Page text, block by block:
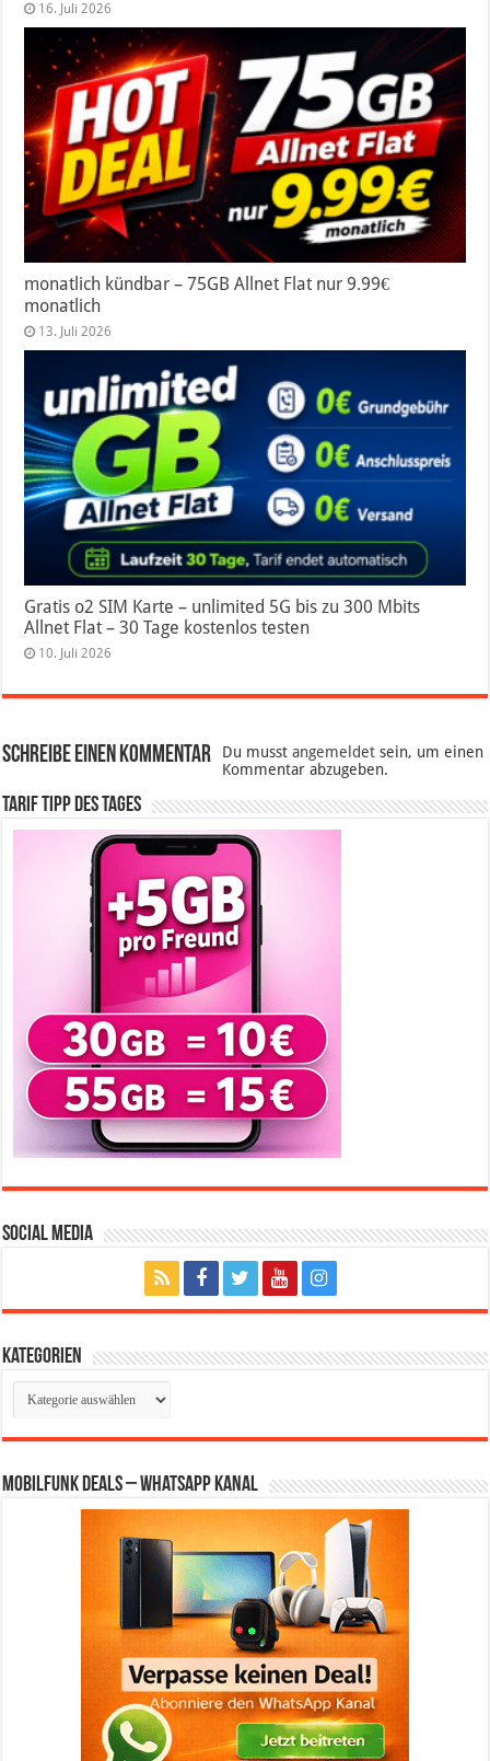
16. Juli 2026
monatlich kündbar – 75GB Allnet Flat nur 9.99€
monatlich
13. Juli 2026
Gratis o2 SIM Karte – unlimited 5G bis zu 300 Mbits
Allnet Flat – 30 Tage kostenlos testen
10. Juli 2026
Schreibe einen Kommentar Du musstangemeldet sein, um einen
Kommentar abzugeben.
Tarif Tipp des Tages
Social Media
Kategorien
Kategorien
Mobilfunk Deals – WhatsApp Kanal